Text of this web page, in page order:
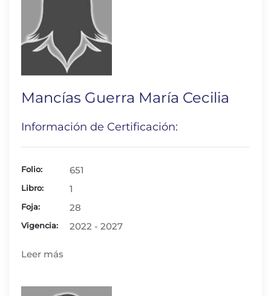
Mancías Guerra María Cecilia
Información de Certificación:
Folio: 651
Libro: 1
Foja: 28
Vigencia: 2022 - 2027
Leer más